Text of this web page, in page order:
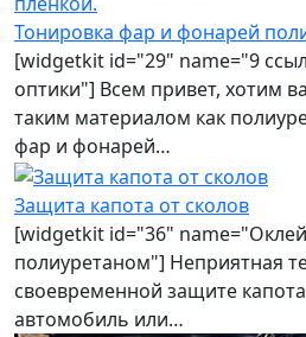
Тонировка фар и фонарей
[widgetkit id="29" name="9
оптики"] Всем привет, хотим
таким материалом как
фар и фонарей…
Защита капота от сколов
[widgetkit id="36"
полиуретаном"] Неприятная
своевременной защите
автомобиль или…